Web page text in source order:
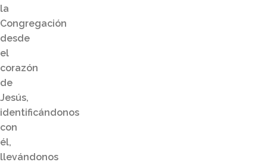
la
Congregación
desde
el
corazón
de
Jesús,
identificándonos
con
él,
llevándonos